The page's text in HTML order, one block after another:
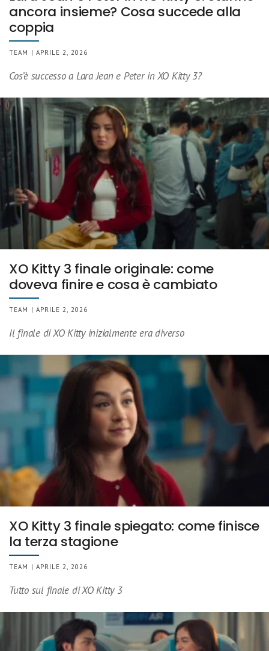
ancora insieme? Cosa succede alla
coppia
TEAM | APRILE 2, 2026
Cos’è successo a Lara Jean e Peter in XO Kitty 3?
XO Kitty 3 finale originale: come
doveva finire e cosa è cambiato
TEAM | APRILE 2, 2026
Il finale di XO Kitty inizialmente era diverso
XO Kitty 3 finale spiegato: come finisce
la terza stagione
TEAM | APRILE 2, 2026
Tutto sul finale di XO Kitty 3